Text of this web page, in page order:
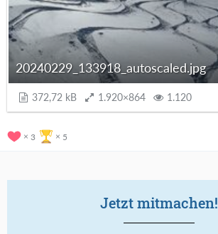
20240229_133918_autoscaled.jpg
372,72 kB 1.920×864 1.120
3 5
Jetzt mitmachen!